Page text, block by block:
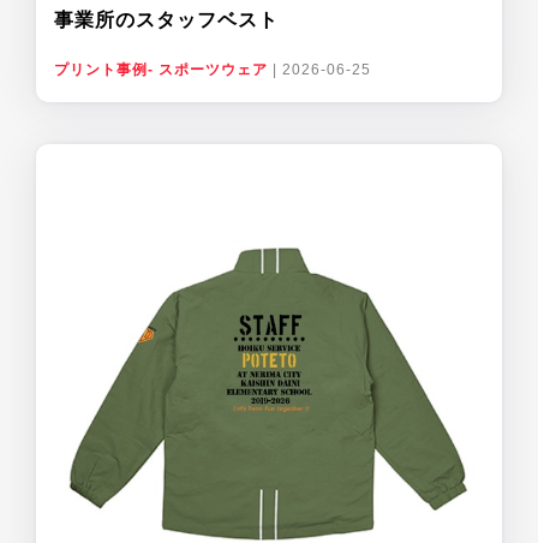
事業所のスタッフベスト
プリント事例- スポーツウェア 2026-06-25